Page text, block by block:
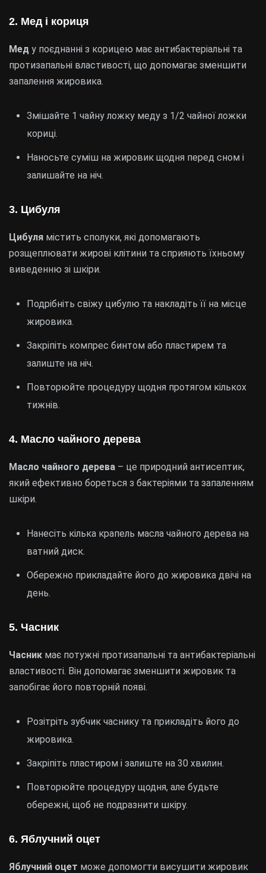
2. Мед і кориця
Мед у поєднанні з корицею має антибактеріальні та
протизапальні властивості, що допомагає зменшити
запалення жировика.
Змішайте 1 чайну ложку меду з 1/2 чайної ложки
кориці.
Наносьте суміш на жировик щодня перед сном і
залишайте на ніч.
3. Цибуля
Цибуля містить сполуки, які допомагають
розщеплювати жирові клітини та сприяють їхньому
виведенню зі шкіри.
Подрібніть свіжу цибулю та накладіть її на місце
жировика.
Закріпіть компрес бинтом або пластирем та
залиште на ніч.
Повторюйте процедуру щодня протягом кількох
тижнів.
4. Масло чайного дерева
Масло чайного дерева – це природний антисептик,
який ефективно бореться з бактеріями та запаленням
шкіри.
Нанесіть кілька крапель масла чайного дерева на
ватний диск.
Обережно прикладайте його до жировика двічі на
день.
5. Часник
Часник має потужні протизапальні та антибактеріальні
властивості. Він допомагає зменшити жировик та
запобігає його повторній появі.
Розітріть зубчик часнику та прикладіть його до
жировика.
Закріпіть пластиром і залиште на 30 хвилин.
Повторюйте процедуру щодня, але будьте
обережні, щоб не подразнити шкіру.
6. Яблучний оцет
Яблучний оцет може допомогти висушити жировик